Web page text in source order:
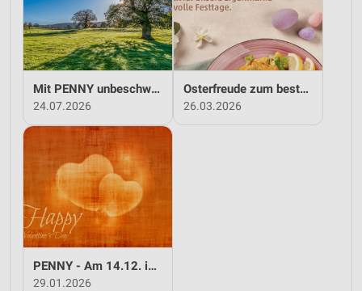
Mit PENNY unbeschwert in den Sommer!
24.07.2026
Osterfreude zum besten Preis - mit PENNY!
26.03.2026
PENNY - Am 14.12. ist Valentinstag
29.01.2026